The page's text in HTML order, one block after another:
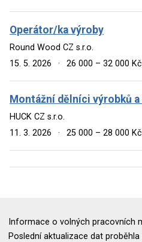
Operátor/ka výroby
Round Wood CZ s.r.o.
15. 5. 2026
· 26 000 – 32 000 Kč
Montážní dělníci výrobků
HUCK CZ s.r.o.
11. 3. 2026
· 25 000 – 28 000 Kč
Informace o volných pracovních
Poslední aktualizace dat proběhla